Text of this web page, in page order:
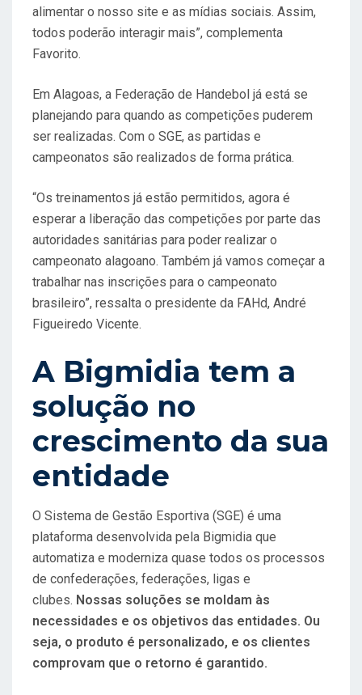
alimentar o nosso site e as mídias sociais. Assim,
todos poderão interagir mais”, complementa
Favorito.
Em Alagoas, a Federação de Handebol já está se
planejando para quando as competições puderem
ser realizadas. Com o SGE, as partidas e
campeonatos são realizados de forma prática.
“Os treinamentos já estão permitidos, agora é
esperar a liberação das competições por parte das
autoridades sanitárias para poder realizar o
campeonato alagoano. Também já vamos começar a
trabalhar nas inscrições para o campeonato
brasileiro”, ressalta o presidente da FAHd, André
Figueiredo Vicente.
A Bigmidia tem a
solução no
crescimento da sua
entidade
O Sistema de Gestão Esportiva (SGE) é uma
plataforma desenvolvida pela Bigmidia que
automatiza e moderniza quase todos os processos
de confederações, federações, ligas e
clubes. Nossas soluções se moldam às
necessidades e os objetivos das entidades. Ou
seja, o produto é personalizado, e os clientes
comprovam que o retorno é garantido.